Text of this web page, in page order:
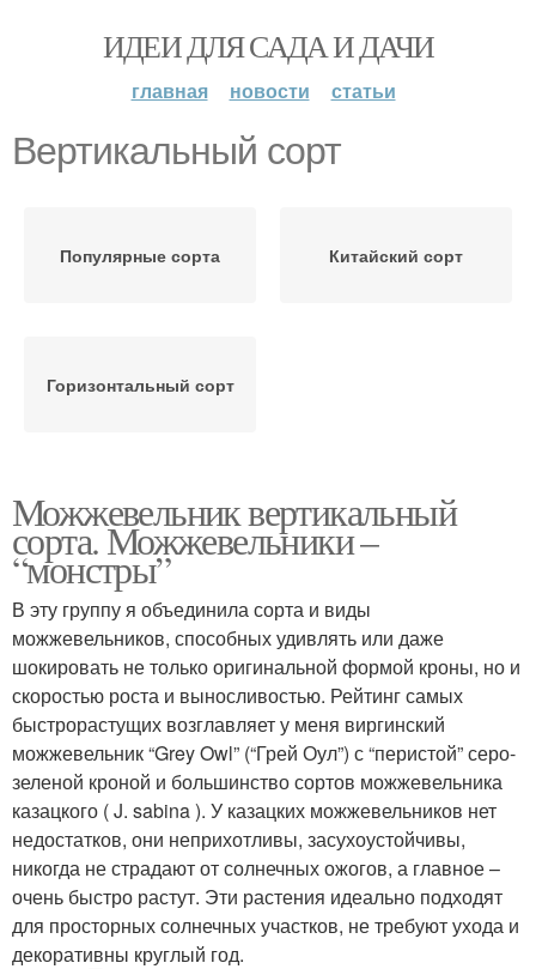
ИДЕИ ДЛЯ САДА И ДАЧИ
главная новости статьи
Вертикальный сорт
Популярные сорта Китайский сорт
Горизонтальный сорт
Можжевельник вертикальный
сорта. Можжевельники –
“монстры”
В эту группу я объединила сорта и виды
можжевельников, способных удивлять или даже
шокировать не только оригинальной формой кроны, но и
скоростью роста и выносливостью. Рейтинг самых
быстрорастущих возглавляет у меня виргинский
можжевельник “Grey Owl” (“Грей Оул”) с “перистой” серо-
зеленой кроной и большинство сортов можжевельника
казацкого ( J. sabina ). У казацких можжевельников нет
недостатков, они неприхотливы, засухоустойчивы,
никогда не страдают от солнечных ожогов, а главное –
очень быстро растут. Эти растения идеально подходят
для просторных солнечных участков, не требуют ухода и
декоративны круглый год.